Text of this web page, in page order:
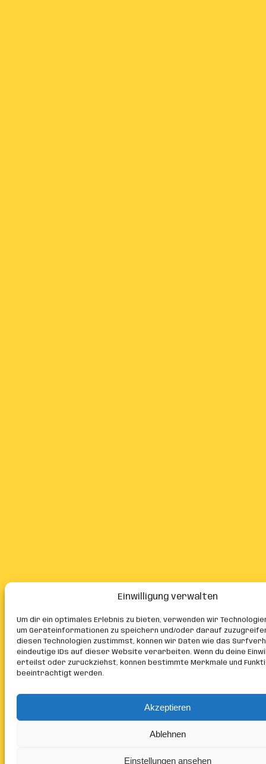
Einwilligung verwalten
Um dir ein optimales Erlebnis zu bieten, verwenden wir
um Geräteinformationen zu speichern und/oder darauf
diesen Technologien zustimmst, können wir Daten wie das
eindeutige IDs auf dieser Website verarbeiten. Wenn du deine
erteilst oder zurückziehst, können bestimmte Merkmale und
beeinträchtigt werden.
Akzeptieren
Ablehnen
Einstellungen ansehen